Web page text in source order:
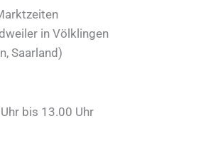
in Völklingen
, Saarland)
bis 13.00 Uhr